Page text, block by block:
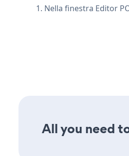
1. Nella finestra Editor
All you need